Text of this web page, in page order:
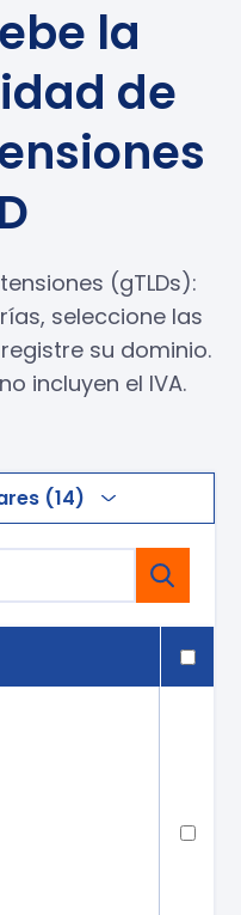
la
de
(gTLDs):
seleccione las
su dominio.
incluyen el IVA.
(14)